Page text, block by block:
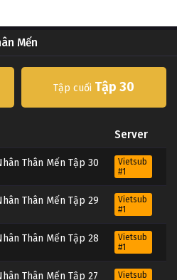
Mến
Tập cuối Tập 30
Server
Thân Mến Tập 30
Vietsub
#1
Thân Mến Tập 29
Vietsub
#1
Thân Mến Tập 28
Vietsub
#1
Thân Mến Tập 27
Vietsub